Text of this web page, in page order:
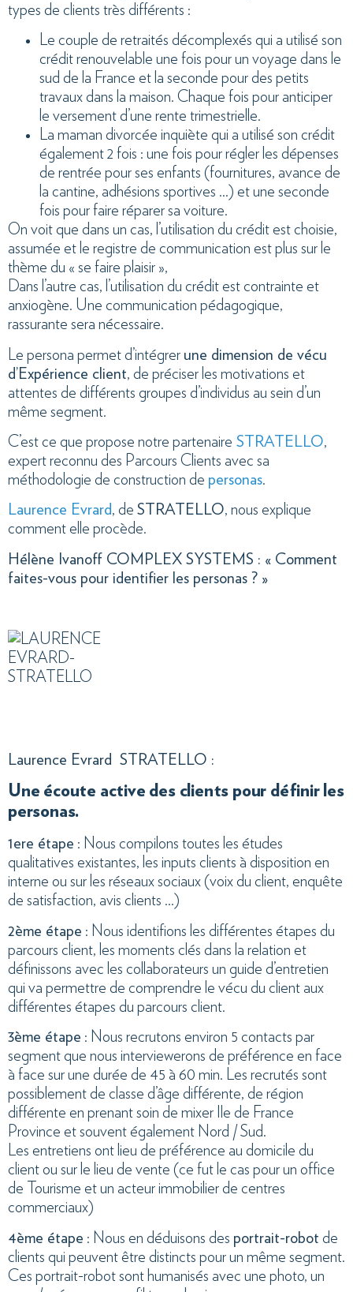
types de clients très différents :
Le couple de retraités décomplexés qui a utilisé son
crédit renouvelable une fois pour un voyage dans le
sud de la France et la seconde pour des petits
travaux dans la maison. Chaque fois pour anticiper
le versement d’une rente trimestrielle.
La maman divorcée inquiète qui a utilisé son crédit
également 2 fois : une fois pour régler les dépenses
de rentrée pour ses enfants (fournitures, avance de
la cantine, adhésions sportives …) et une seconde
fois pour faire réparer sa voiture.
On voit que dans un cas, l’utilisation du crédit est choisie,
assumée et le registre de communication est plus sur le
thème du « se faire plaisir »,
Dans l’autre cas, l’utilisation du crédit est contrainte et
anxiogène. Une communication pédagogique,
rassurante sera nécessaire.
Le persona permet d’intégrer une dimension de vécu
d’Expérience client, de préciser les motivations et
attentes de différents groupes d’individus au sein d’un
même segment.
C’est ce que propose notre partenaire STRATELLO,
expert reconnu des Parcours Clients avec sa
méthodologie de construction de personas.
Laurence Evrard, de STRATELLO, nous explique
comment elle procède.
Hélène Ivanoff COMPLEX SYSTEMS : « Comment
faites-vous pour identifier les personas ? »
Laurence Evrard STRATELLO :
Une écoute active des clients pour définir les
personas.
1ere étape : Nous compilons toutes les études
qualitatives existantes, les inputs clients à disposition en
interne ou sur les réseaux sociaux (voix du client, enquête
de satisfaction, avis clients …)
2ème étape : Nous identifions les différentes étapes du
parcours client, les moments clés dans la relation et
définissons avec les collaborateurs un guide d’entretien
qui va permettre de comprendre le vécu du client aux
différentes étapes du parcours client.
3ème étape : Nous recrutons environ 5 contacts par
segment que nous interviewerons de préférence en face
à face sur une durée de 45 à 60 min. Les recrutés sont
possiblement de classe d’âge différente, de région
différente en prenant soin de mixer Ile de France
Province et souvent également Nord / Sud.
Les entretiens ont lieu de préférence au domicile du
client ou sur le lieu de vente (ce fut le cas pour un office
de Tourisme et un acteur immobilier de centres
commerciaux)
4ème étape : Nous en déduisons des portrait-robot de
clients qui peuvent être distincts pour un même segment.
Ces portrait-robot sont humanisés avec une photo, un